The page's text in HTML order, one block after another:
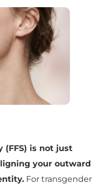
(FFS) is not just
your outward
For transgender